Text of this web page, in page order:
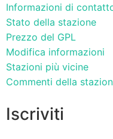
Informazioni di
Stato della stazione
Prezzo del GPL
Modifica informazioni
Stazioni più vicine
Commenti della
Iscriviti